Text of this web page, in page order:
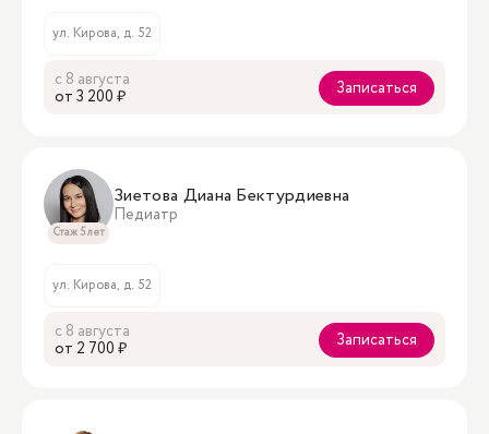
ул. Кирова, д. 52
с 8 августа
oт 3 200 ₽
Записаться
Стаж 5 лет
Зиетова Диана Бектурдиевна
Педиатр
ул. Кирова, д. 52
с 8 августа
oт 2 700 ₽
Записаться